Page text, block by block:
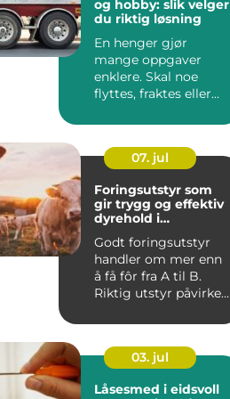
og hobby: slik velger
du riktig løsning
En henger gjør
mange oppgaver
enklere. Skal noe
flyttes, fraktes eller
blir alt ...
07. jul
Foringsutstyr som
gir trygg og effektiv
dyrehold i
Godt foringsutstyr
handler om mer enn
å få fôr fra A til B.
Riktig utstyr påvirker
03. jul
Låsesmed i eidsvoll